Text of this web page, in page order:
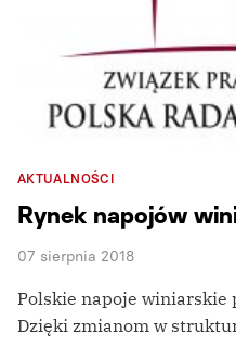
AKTUALNOŚCI
Rynek napojów
07 sierpnia 2018
Polskie napoje winiarskie
Dzięki zmianom w